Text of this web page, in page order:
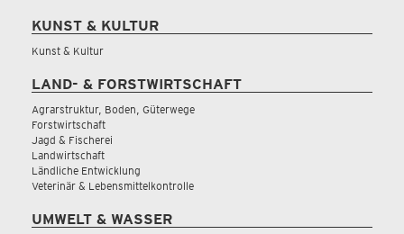
KUNST & KULTUR
Kunst & Kultur
LAND- & FORSTWIRTSCHAFT
Agrarstruktur, Boden, Güterwege
Forstwirtschaft
Jagd & Fischerei
Landwirtschaft
Ländliche Entwicklung
Veterinär & Lebensmittelkontrolle
UMWELT & WASSER